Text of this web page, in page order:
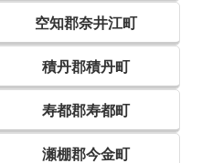
空知郡奈井江町
積丹郡積丹町
寿都郡寿都町
瀬棚郡今金町